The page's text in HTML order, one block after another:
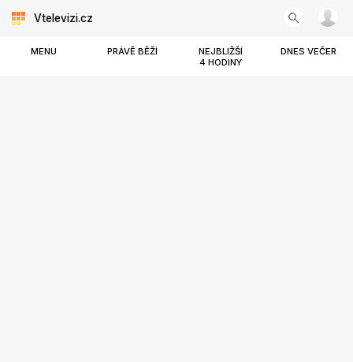
Vtelevizi.cz
MENU PRÁVĚ BĚŽÍ
NEJBLIŽŠÍ
4 HODINY
DNES VEČER